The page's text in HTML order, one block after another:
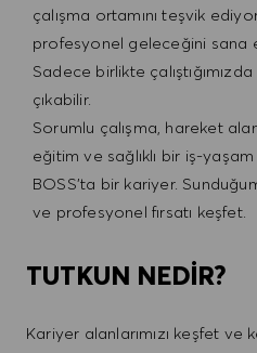
çalışma ortamını teşvik
profesyonel geleceğini sana
Sadece birlikte
çıkabilir.
Sorumlu çalışma, hareket
eğitim ve sağlıklı bir iş-
BOSS'ta bir kariyer.
ve profesyonel fırsatı keşfet.
TUTKUN NEDİR?
Kariyer alanlarımızı keşfet